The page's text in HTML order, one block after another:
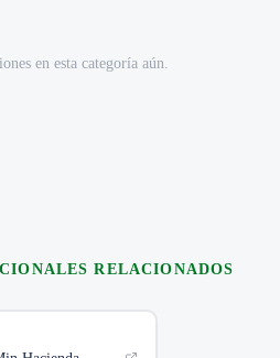
en esta categoría aún.
RELACIONADOS